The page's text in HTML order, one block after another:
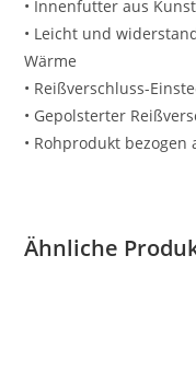
• Innenfutter aus
• Leicht und
Wärme
• Reißverschluss-
• Gepolsterter
• Rohprodukt bezogen
Ähnliche